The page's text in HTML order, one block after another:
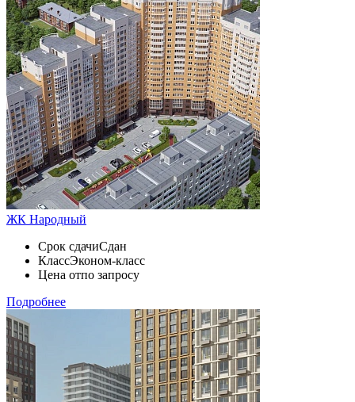
ЖК Народный
Срок сдачиСдан
КлассЭконом-класс
Цена отпо запросу
Подробнее